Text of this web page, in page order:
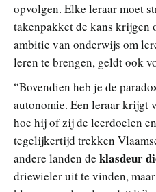
opvolgen. Elke leraar moet
takenpakket de kans krijgen
ambitie van onderwijs om
leren te brengen, geldt ook
“Bovendien heb je de
autonomie. Een leraar krijgt
hoe hij of zij de leerdoelen
tegelijkertijd trekken
andere landen de klasdeur
driewieler uit te vinden,